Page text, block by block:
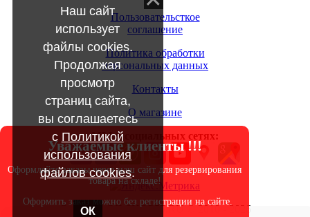
Пользовательсткое
соглашение
Политика обработки
персональных данных
Контакты
О магазине
МЫ в социальных сетях:
Copyright OILSHOP55.RU © 2010 - 2026
Уважаемые клиенты !!!
Оформляйте заказы через наш сайт для резервирования
товара на складе!
Оформить заказ можно без регистрации на сайте.
Наш сайт
использует
файлы cookies.
Продолжая
просмотр
страниц сайта,
вы соглашаетесь
с Политикой
использования
файлов cookies.
ОК